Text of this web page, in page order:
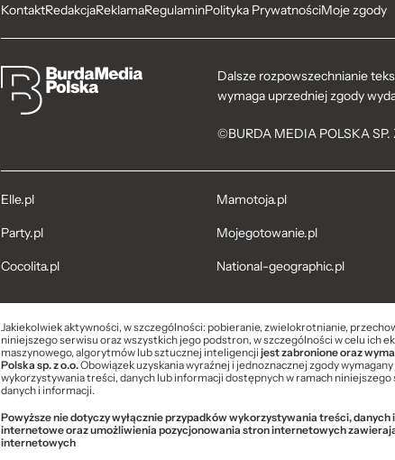
KontaktRedakcjaReklamaRegulaminPolityka PrywatnościMoje zgody
Dalsze rozpowszechnianie
wymaga uprzedniej zgody
©BURDA MEDIA POLSKA
Elle.pl
Party.pl
Cocolita.pl
Mamotoja.pl
Mojegotowanie.pl
National-geographic.pl
Jakiekolwiek aktywności, w szczególności: pobieranie, zwielokrotnianie,
niniejszego serwisu oraz wszystkich jego podstron, w szczególności w celu ich
maszynowego, algorytmów lub sztucznej inteligencjijest zabronione oraz
Polska sp. z o.o.Obowiązek uzyskania wyraźnej i jednoznacznej zgody
wykorzystywania treści, danych lub informacji dostępnych w ramach
danych i informacji.
Powyższe nie dotyczy wyłącznie przypadków wykorzystywania treści,
internetowe oraz umożliwienia pozycjonowania stron internetowych
internetowych